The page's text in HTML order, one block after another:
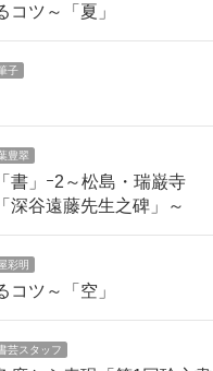
コツ～「夏」
子
豊翠
書」ｰ2～松島・瑞巌寺
深谷遠藤先生之碑」～
彩明
コツ～「空」
芸スタッフ